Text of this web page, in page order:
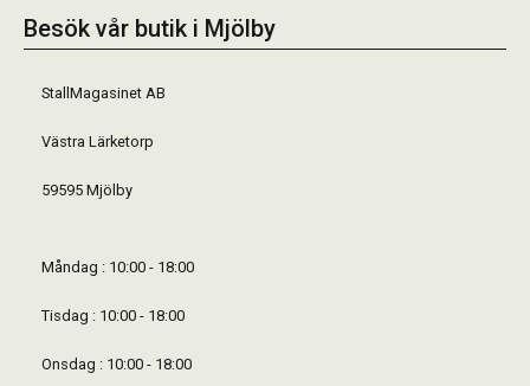
Besök vår butik i Mjölby
StallMagasinet AB
Västra Lärketorp
59595 Mjölby
Måndag : 10:00 - 18:00
Tisdag : 10:00 - 18:00
Onsdag : 10:00 - 18:00